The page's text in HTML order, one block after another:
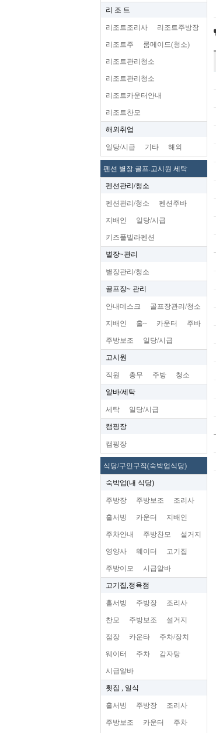
리 조 트
리조트조리사 리조트주방장
리조트주 룸메이드(청소)
리조트관리청소
리조트관리청소
리조트카운터안내
리조트찬모
해외취업
일당/시급 기타 해외
펜션 별장.골프.고시원 세탁
펜션관리/청소
펜션관리/청소 펜션주바
지배인 일당/시급
키즈풀빌라펜션
별장~관리
별장관리/청소
골프장~ 관리
안내데스크 골프장관리/청소
지배인 홀~ 카운터 주바
주방보조 일당/시급
고시원
직원 총무 주방 청소
알바/세탁
세탁 일당/시급
캠핑장
캠핑장
식당/구인구직(숙박업식당)
숙박업(내 식당)
주방장 주방보조 조리사
홀서빙 카운터 지배인
주차안내 주방찬모 설거지
영양사 웨이터 고기집
주방이모 시급알바
고기집,정육점
홀서빙 주방장 조리사
찬모 주방보조 설거지
점장 카운타 주차/장치
웨이터 주차 감자탕
시급알바
횟집 , 일식
홀서빙 주방장 조리사
주방보조 카운터 주차